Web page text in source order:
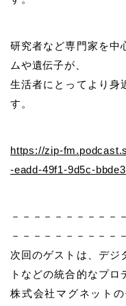
研究者など専門家を中
ムや遺伝子が、
生活者にとってより身
す。
https://zip-
-eadd-49f1-9d5c-
－－－－－－－－－－
－－－－－－－－－－
次回のゲストは、デジ
トなどの統合的なプ
株式会社マグネット